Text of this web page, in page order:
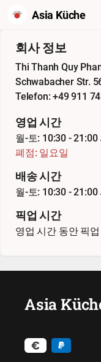
Asia Küche
회사 정보
Thi Thanh Quy
Schwabacher Str.
Telefon: +49 911
영업 시간
월-토: 10:30 - 21:00
폐점: 일요일
배송 시간
월-토: 10:30 - 21:00
픽업 시간
영업 시간 동안 픽
Asia